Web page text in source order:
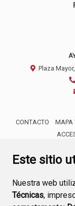
Este sitio
Nuestra web
Técnicas,
Plaza Mayor,
CONTACTO MAPA